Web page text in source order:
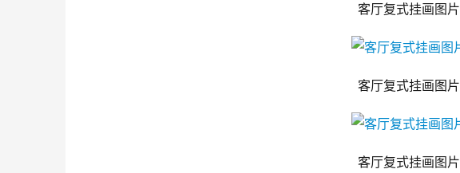
客厅复式挂画图片
客厅复式挂画图片
客厅复式挂画图片